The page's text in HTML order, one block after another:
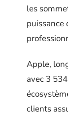
les
puissance
Apple,
avec 3
clients